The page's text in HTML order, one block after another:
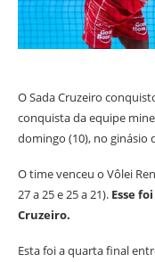
O Sada Cruzeiro
conquista da equipe
domingo (10), no ginásio
O time venceu o Vôlei
27 a 25 e 25 a 21). Esse
Cruzeiro.
Esta foi a quarta final